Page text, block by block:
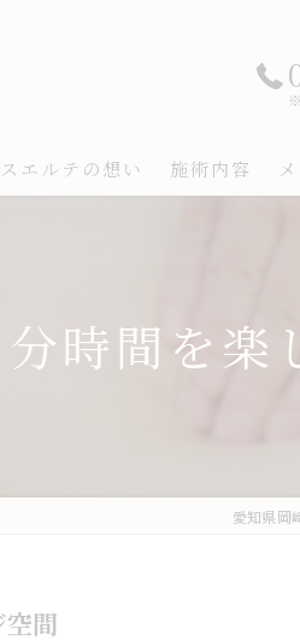
エルテの想い 施術内容
時間を楽
愛知県岡
間